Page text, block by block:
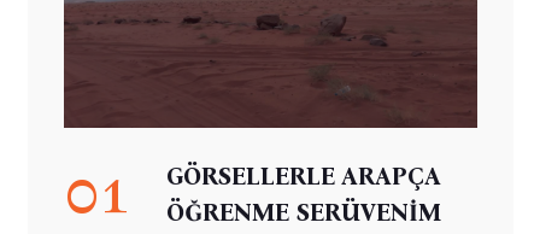
01
GÖRSELLERLE ARAPÇA
ÖĞRENME SERÜVENİM